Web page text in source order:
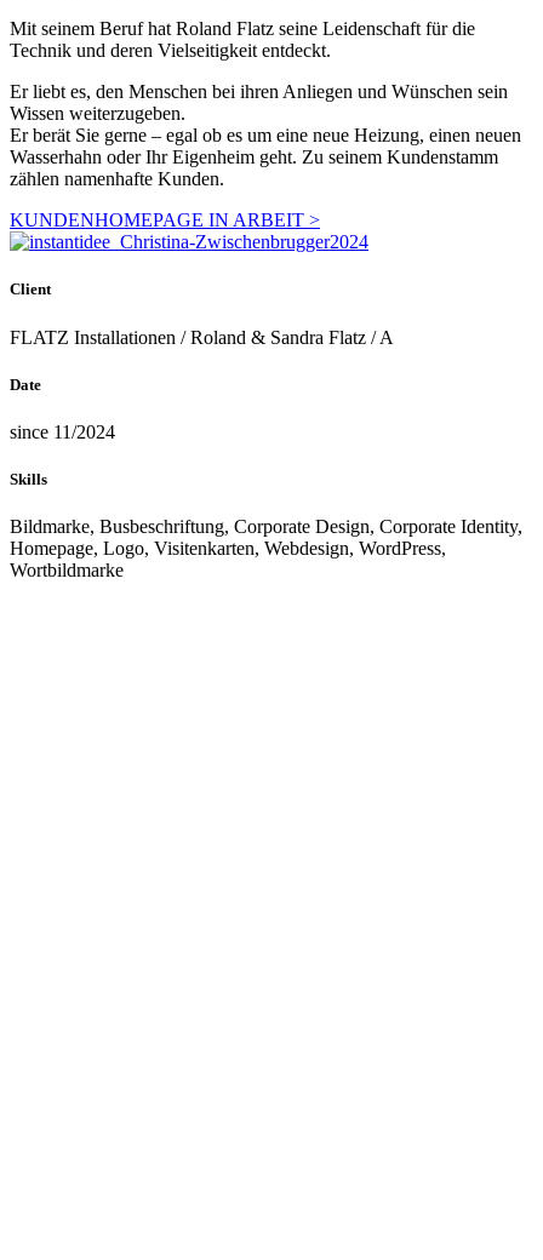
Mit seinem Beruf hat Roland Flatz seine Leidenschaft für die
Technik und deren Vielseitigkeit entdeckt.
Er liebt es, den Menschen bei ihren Anliegen und Wünschen sein
Wissen weiterzugeben.
Er berät Sie gerne – egal ob es um eine neue Heizung, einen neuen
Wasserhahn oder Ihr Eigenheim geht. Zu seinem Kundenstamm
zählen namenhafte Kunden.
KUNDENHOMEPAGE IN ARBEIT >
Client
FLATZ Installationen / Roland & Sandra Flatz / A
Date
since 11/2024
Skills
Bildmarke, Busbeschriftung, Corporate Design, Corporate Identity,
Homepage, Logo, Visitenkarten, Webdesign, WordPress,
Wortbildmarke